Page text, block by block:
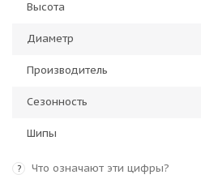
Высота
Диаметр
Производитель
Сезонность
Шипы
? Что означают эти цифры?